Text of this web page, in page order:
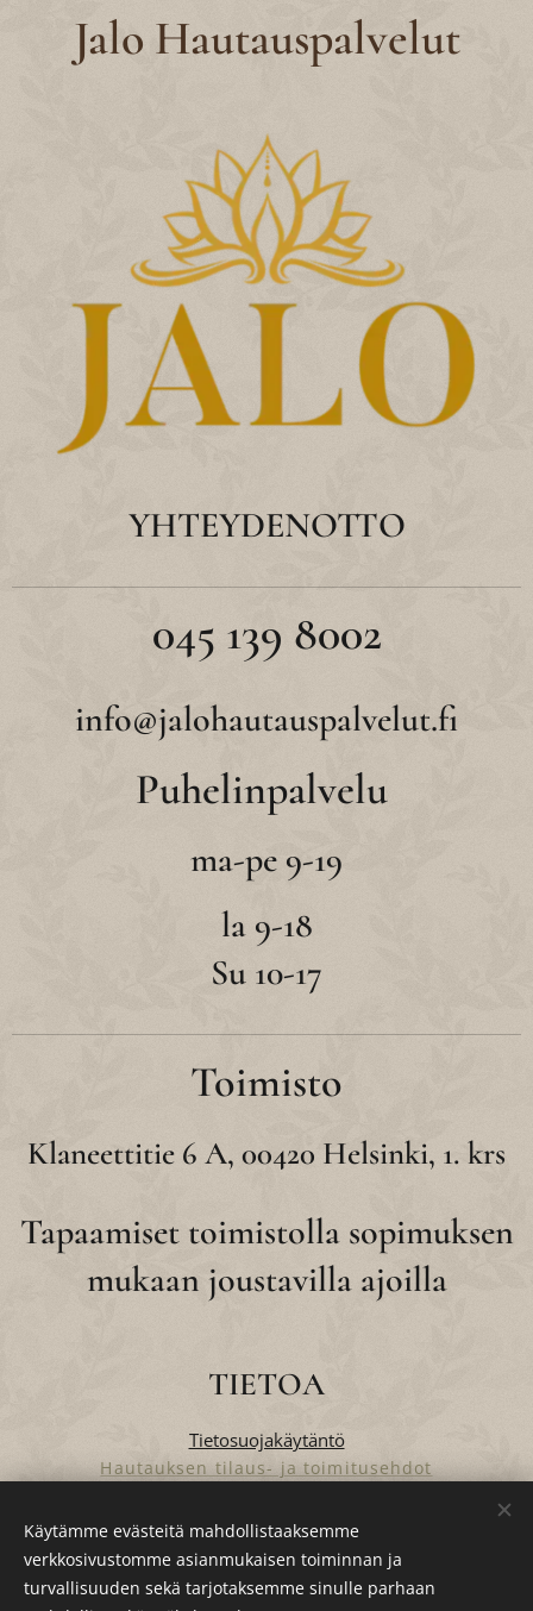
Jalo Hautauspalvelut
YHTEYDENOTTO
045 139 8002
info@jalohautauspalvelut.fi
Puhelinpalvelu
ma-pe 9-19
la 9-18
Su 10-17
Toimisto
Klaneettitie 6 A, 00420 Helsinki, 1. krs
Tapaamiset toimistolla sopimuksen
mukaan joustavilla ajoilla
TIETOA
Tietosuojakäytäntö
Hautauksen tilaus- ja toimitusehdot
Evästeet
Käytämme evästeitä mahdollistaaksemme
verkkosivustomme asianmukaisen toiminnan ja
turvallisuuden sekä tarjotaksemme sinulle parhaan